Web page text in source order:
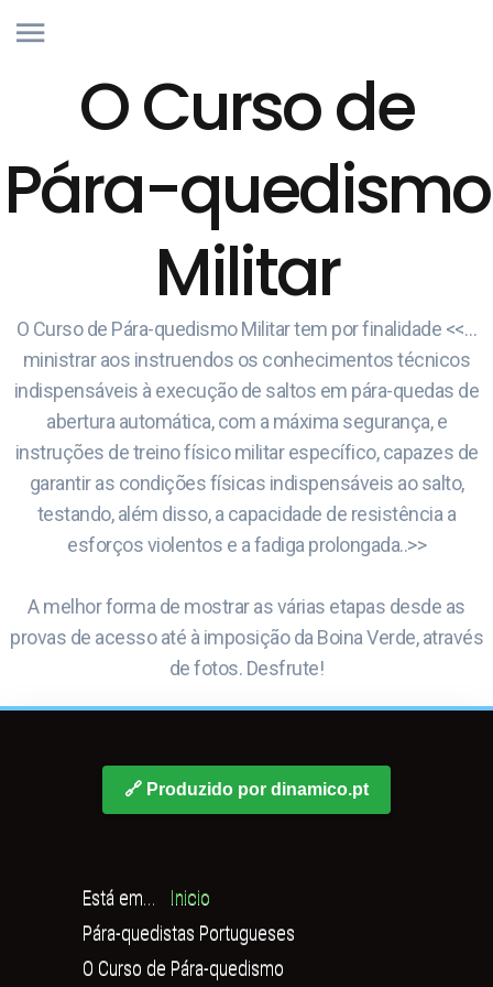
O Curso de
Pára-quedismo
Militar
O Curso de Pára-quedismo Militar tem por finalidade <<…
ministrar aos instruendos os conhecimentos técnicos
indispensáveis à execução de saltos em pára-quedas de
abertura automática, com a máxima segurança, e
instruções de treino físico militar específico, capazes de
garantir as condições físicas indispensáveis ao salto,
testando, além disso, a capacidade de resistência a
esforços violentos e a fadiga prolongada..>>
A melhor forma de mostrar as várias etapas desde as
provas de acesso até à imposição da Boina Verde, através
de fotos. Desfrute!
🔗 Produzido por dinamico.pt
Está em...
Inicio
Pára-quedistas Portugueses
O Curso de Pára-quedismo